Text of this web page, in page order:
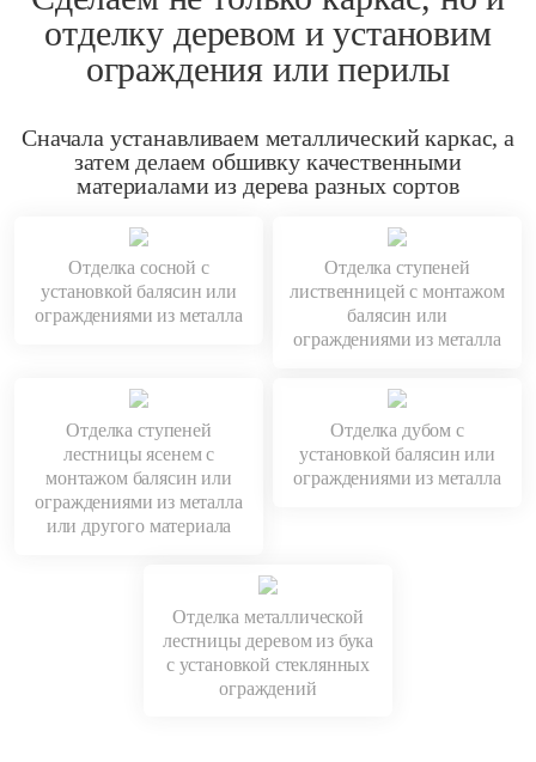
отделку деревом и установим
ограждения или перилы
Сначала устанавливаем металлический каркас, а
затем делаем обшивку качественными
материалами из дерева разных сортов
Отделка сосной с
установкой балясин или
ограждениями из металла
Отделка ступеней
лиственницей с монтажом
балясин или
ограждениями из металла
Отделка ступеней
лестницы ясенем с
монтажом балясин или
ограждениями из металла
или другого материала
Отделка дубом с
установкой балясин или
ограждениями из металла
Отделка металлической
лестницы деревом из бука
с установкой стеклянных
ограждений